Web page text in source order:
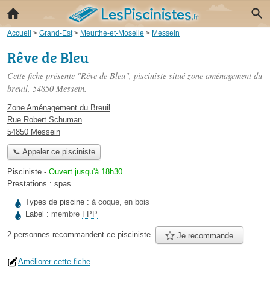
Accueil > Grand-Est> Meurthe-et-Moselle > Messein
Rêve de Bleu
Cette fiche présente "Rêve de Bleu", pisciniste situé zone aménagement du
breuil, 54850 Messein.
Zone Aménagement du Breuil
Rue Robert Schuman
54850 Messein
📞 Appeler ce pisciniste
Pisciniste - Ouvert jusqu'à 18h30
Prestations : spas
Types de piscine : à coque, en bois
Label : membre FPP
2 personnes recommandent ce pisciniste. Je recommande
Améliorer cette fiche